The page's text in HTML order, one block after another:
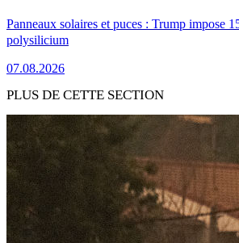
Panneaux solaires et puces : Trump impose
polysilicium
07.08.2026
PLUS DE CETTE SECTION